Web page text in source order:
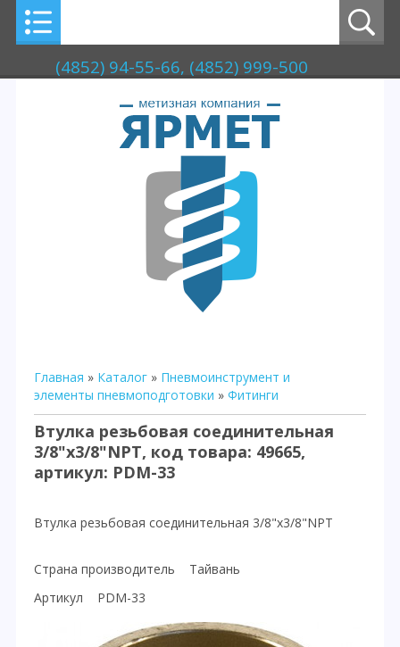
(4852) 94-55-66, (4852) 999-500
Главная » Каталог » Пневмоинструмент и
элементы пневмоподготовки » Фитинги
Втулка резьбовая соединительная
3/8"x3/8"NPT, код товара: 49665,
артикул: PDM-33
Втулка резьбовая соединительная 3/8"x3/8"NPT
Страна производитель Тайвань
Артикул PDM-33